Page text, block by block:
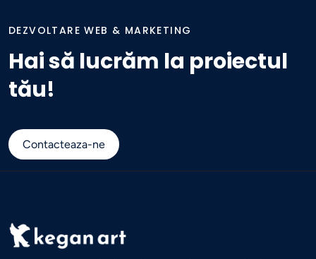
DEZVOLTARE WEB & MARKETING
Hai să lucrăm la proiectul
tău!
Contacteaza-ne